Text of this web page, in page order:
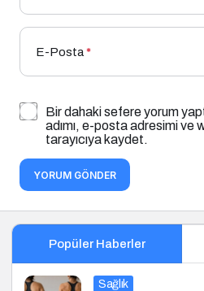
E-Posta*
Bir dahaki sefere yorum
adımı, e-posta adresimi ve
tarayıcıya kaydet.
YORUM GÖNDER
Popüler Haberler
Sağlık